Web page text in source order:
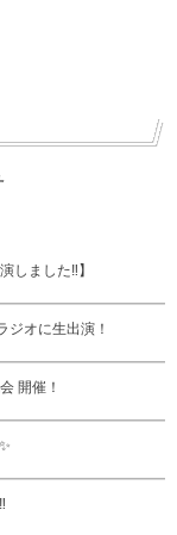
しました‼️】
ジオに生出演！
開催！